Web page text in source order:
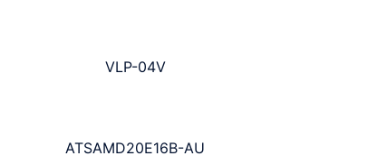
VLP-04V
ATSAMD20E16B-AU